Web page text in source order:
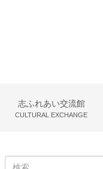
志ふれあい交流館
CULTURAL EXCHANGE